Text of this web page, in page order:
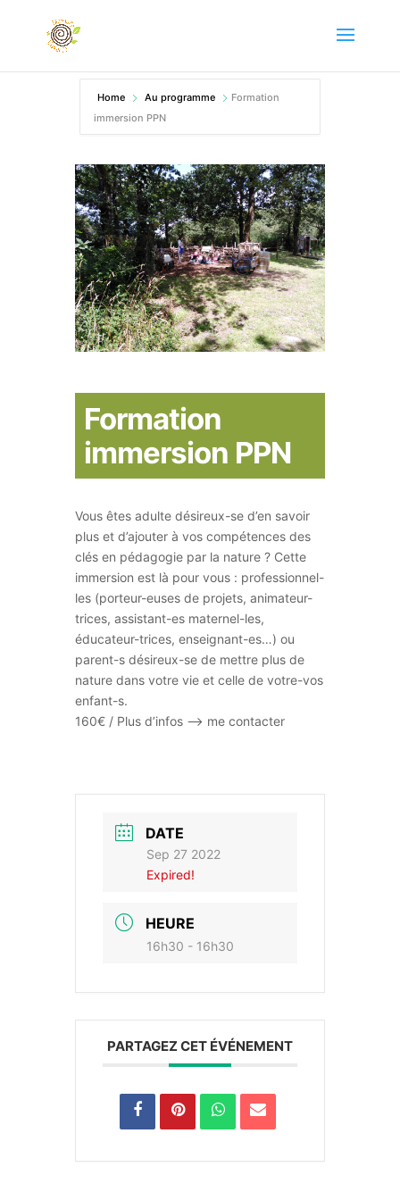
Home Au programme
Formation
immersion PPN
Formation
immersion PPN
Vous êtes adulte désireux-se d’en savoir
plus et d’ajouter à vos compétences des
clés en pédagogie par la nature ? Cette
immersion est là pour vous : professionnel-
les (porteur-euses de projets, animateur-
trices, assistant-es maternel-les,
éducateur-trices, enseignant-es…) ou
parent-s désireux-se de mettre plus de
nature dans votre vie et celle de votre-vos
enfant-s.
160€ / Plus d’infos –> me contacter
DATE
Sep 27 2022
Expired!
HEURE
16h30 - 16h30
PARTAGEZ CET ÉVÉNEMENT